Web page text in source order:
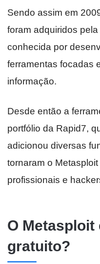
Sendo assim em
foram adquiridos
conhecida por
ferramentas focadas
informação.
Desde então a
portfólio da Rapid7,
adicionou diversas
tornaram o
profissionais e
O Metasploit
gratuito?